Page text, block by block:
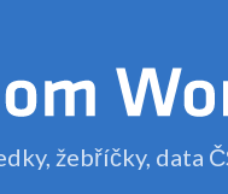
žebříčky, data